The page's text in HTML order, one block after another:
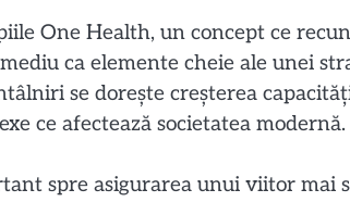
One Health, un concept ce
ca elemente cheie ale unei
se dorește creșterea
ce afectează societatea modernă.
spre asigurarea unui viitor mai